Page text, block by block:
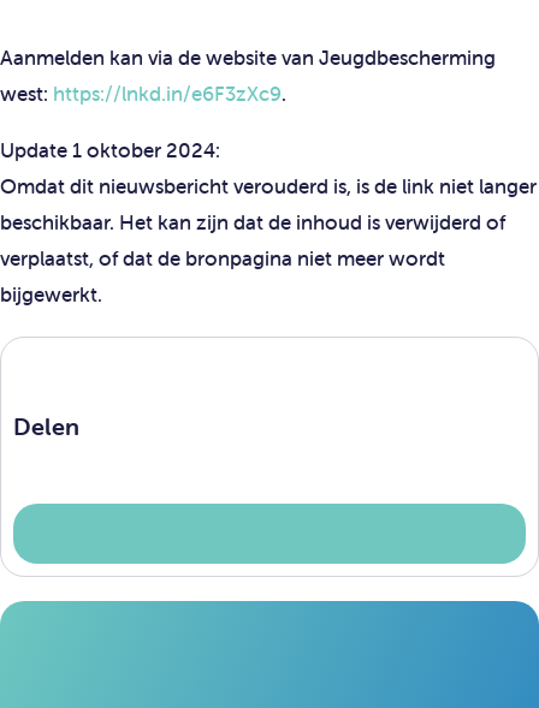
Aanmelden kan via de website van Jeugdbescherming
west: https://lnkd.in/e6F3zXc9.
Update 1 oktober 2024:
Omdat dit nieuwsbericht verouderd is, is de link niet langer
beschikbaar. Het kan zijn dat de inhoud is verwijderd of
verplaatst, of dat de bronpagina niet meer wordt
bijgewerkt.
Delen